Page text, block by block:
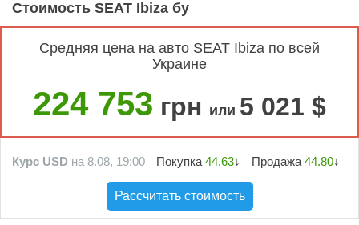
Збір на авто для ЗСУ
Автомобили б/у
Новости
Загрузить приложение
Cтоимость SEAT Ibiza бу
Средняя цена на авто SEAT Ibiza по всей
Украине
224 753 грн или 5 021 $
Курс USD на 8.08, 19:00 Покупка 44.63↓ Продажа 44.80↓
Рассчитать стоимость